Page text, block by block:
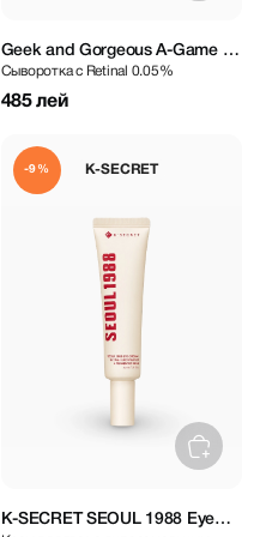
Geek and Gorgeous A-Game 5
0.05% Retinal Serum 30 ml
Сыворотка c Retinal 0.05%
485 лей
K-SECRET
-9%
K-SECRET SEOUL 1988 Eye